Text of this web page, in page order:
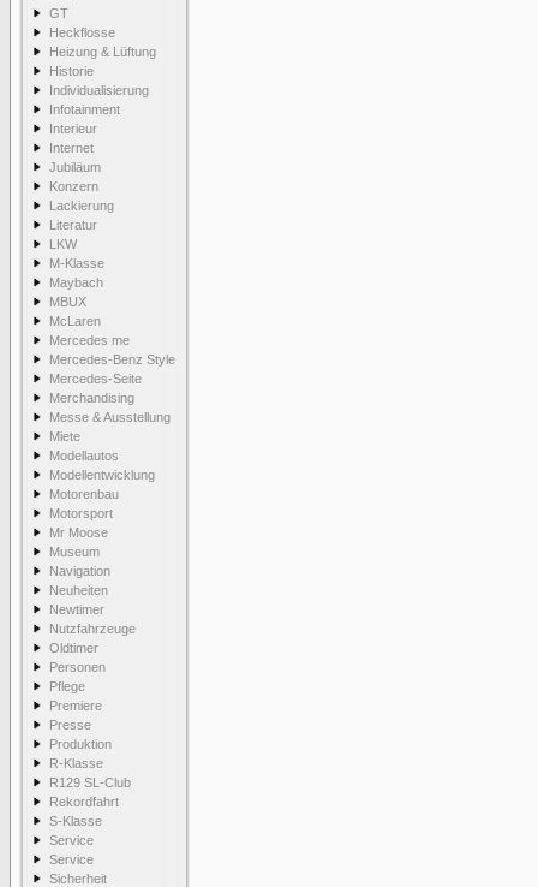
GT
Heckflosse
Heizung & Lüftung
Historie
Individualisierung
Infotainment
Interieur
Internet
Jubiläum
Konzern
Lackierung
Literatur
LKW
M-Klasse
Maybach
MBUX
McLaren
Mercedes me
Mercedes-Benz Style
Mercedes-Seite
Merchandising
Messe & Ausstellung
Miete
Modellautos
Modellentwicklung
Motorenbau
Motorsport
Mr Moose
Museum
Navigation
Neuheiten
Newtimer
Nutzfahrzeuge
Oldtimer
Personen
Pflege
Premiere
Presse
Produktion
R-Klasse
R129 SL-Club
Rekordfahrt
S-Klasse
Service
Service
Sicherheit